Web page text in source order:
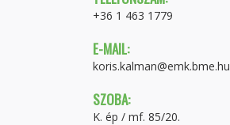
+36 1 463 1779
E-MAIL:
koris.kalman@emk.bme.hu
SZOBA:
K. ép / mf. 85/20.